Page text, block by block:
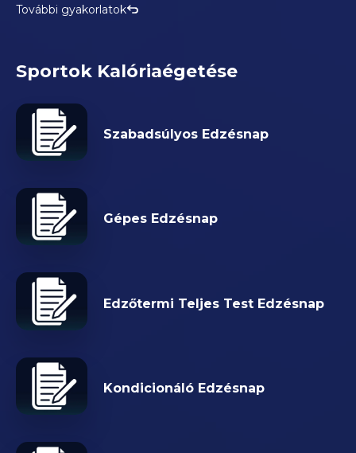
További gyakorlatok
Sportok Kalóriaégetése
Szabadsúlyos Edzésnap
Gépes Edzésnap
Edzőtermi Teljes Test Edzésnap
Kondicionáló Edzésnap